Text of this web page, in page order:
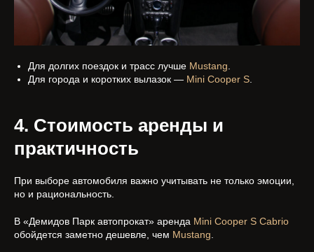
Для долгих поездок и трасс лучше Mustang
Для города и коротких вылазок — Mini Cooper S
4. Стоимость аренды и
практичность
При выборе автомобиля важно учитывать не только эмоции,
но и рациональность.
В «Демидов Парк автопрокат» аренда Mini Cooper S Cabrio
обойдется заметно дешевле, чем Mustang